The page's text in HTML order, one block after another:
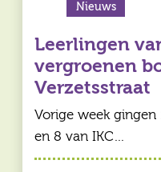
Nieuws
Leerlingen
vergroenen
Verzetsstraat
Vorige week
en 8 van IKC…